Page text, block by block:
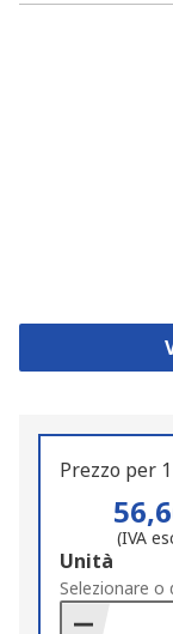
Prezzo per
(IVA
Add
to
Basket
Unità
Selezionare o